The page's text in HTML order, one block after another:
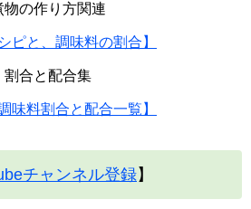
物の作り方関連
ピと、調味料の割合】
割合と配合集
味料割合と配合一覧】
チャンネル登録】